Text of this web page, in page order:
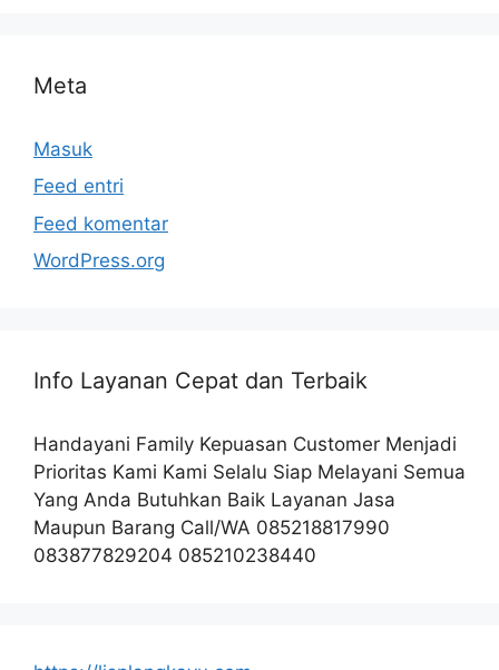
Meta
Masuk
Feed entri
Feed komentar
WordPress.org
Info Layanan Cepat dan Terbaik
Handayani Family Kepuasan Customer Menjadi
Prioritas Kami Kami Selalu Siap Melayani Semua
Yang Anda Butuhkan Baik Layanan Jasa
Maupun Barang Call/WA 085218817990
083877829204 085210238440